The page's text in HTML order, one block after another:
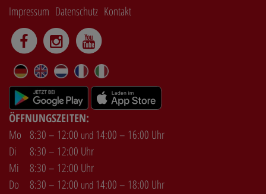
Impressum Datenschutz Kontakt
DE EN NL FR IT
ÖFFNUNGSZEITEN:
Mo 8:30 – 12:00 und 14:00 – 16:00 Uhr
Di
8:30 – 12:00 Uhr
Mi
8:30 – 12:00 Uhr
Do
8:30 – 12:00 und 14:00 – 18:00 Uhr